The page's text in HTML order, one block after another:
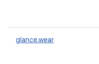
glance.wear